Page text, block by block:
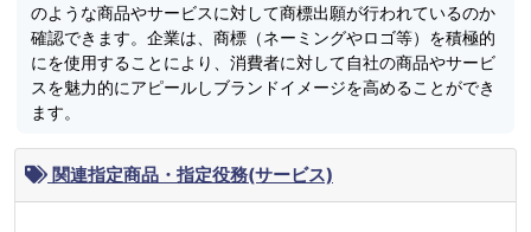
のような商品やサービスに対して商標出願が行われているのか
確認できます。企業は、商標（ネーミングやロゴ等）を積極的
にを使用することにより、消費者に対して自社の商品やサービ
スを魅力的にアピールしブランドイメージを高めることができ
ます。
関連指定商品・指定役務(サービス)